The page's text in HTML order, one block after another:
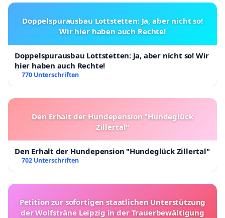
Doppelspurausbau Lottstetten: Ja, aber nicht so!
Wir hier haben auch Rechte!
Doppelspurausbau Lottstetten: Ja, aber nicht so! Wir
hier haben auch Rechte!
770 Unterschriften
Den Erhalt der Hundepension "Hundeglück
Zillertal"
Den Erhalt der Hundepension "Hundeglück Zillertal"
702 Unterschriften
Petition zur sofortigen staatlichen Unterstützung
der Wolfsträne Leipzig in der Trauerbewältigung